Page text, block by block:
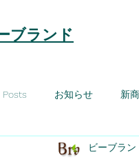
ブランド
Posts お知らせ 新
ビーブラ